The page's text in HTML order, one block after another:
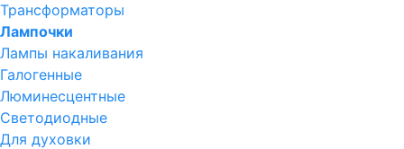
Трансформаторы
Лампочки
Лампы накаливания
Галогенные
Люминесцентные
Светодиодные
Для духовки